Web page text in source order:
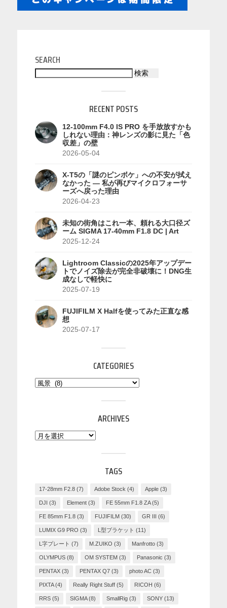
SEARCH
検索
RECENT POSTS
12-100mm F4.0 IS PRO を手放放すかも
しれない理由：神レンズの影に見た「色
収差」の壁
2026-05-04
X-T5の「謎のピンボケ」への不安が拭え
なかった — 私が再びマイクロフォーサ
ーズへ戻った理由
2026-04-23
未知の街角はこれ一本、頼れる大口径ズ
ーム SIGMA 17-40mm F1.8 DC | Art
2025-12-24
Lightroom Classicの2025年アップデー
トでノイズ除去が完全非破壊に！DNG生
成なしで軽快に
2025-07-19
FUJIFILM X Halfを使ってみた正直な感
想
2025-07-17
CATEGORIES
ARCHIVES
TAGS
17-28mm F2.8(7) Adobe Stock (4) Apple(3)
DJI (3) Element(3) FE 55mm F1.8 ZA(5)
FE 85mm F1.8(3) FUJIFILM(30) GR III (6)
LUMIX G9 PRO (3) L型ブラケット (11)
L字プレート (7) M.ZUIKO (3) Manfrotto(3)
OLYMPUS(8) OM SYSTEM(3) Panasonic (3)
PENTAX(3) PENTAX Q7(3) photo AC(3)
PIXTA(4) Really Right Stuff(5) RICOH (6)
RRS(5) SIGMA(8) SmallRig(3) SONY(13)